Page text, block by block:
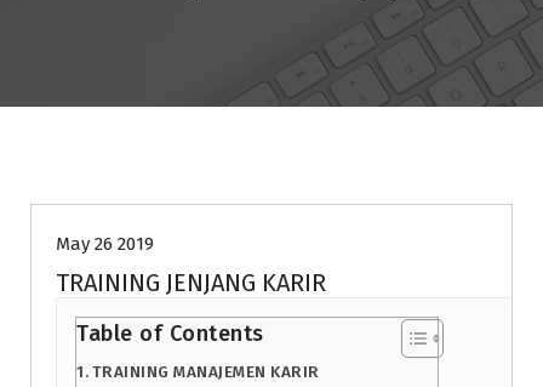
May 26 2019
TRAINING JENJANG KARIR
Table of Contents
TRAINING MANAJEMEN KARIR